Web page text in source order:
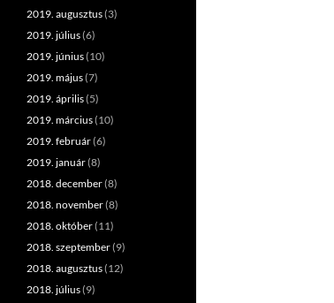
2019. augusztus(3)
2019. július(6)
2019. június(10)
2019. május(7)
2019. április(5)
2019. március(10)
2019. február(6)
2019. január(8)
2018. december(8)
2018. november(8)
2018. október(11)
2018. szeptember(9)
2018. augusztus(12)
2018. július(9)